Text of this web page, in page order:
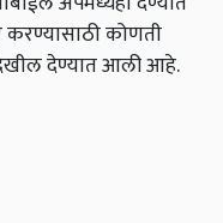
कोणती
देण्यात आली आहे.